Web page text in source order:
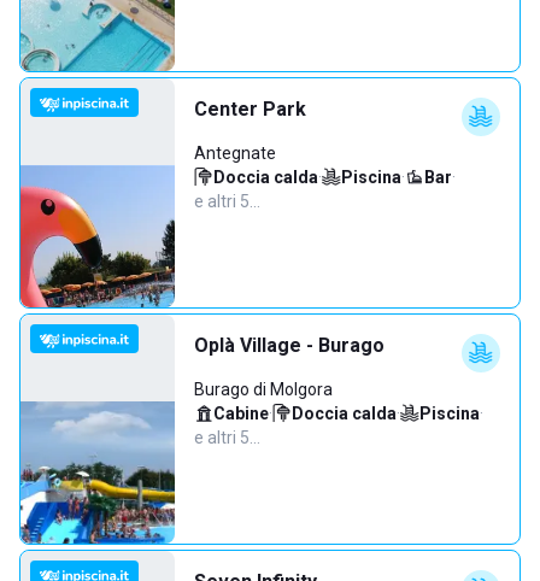
Center Park
Antegnate
Doccia calda· Piscina· Bar·
e altri 5…
Oplà Village - Burago
Burago di Molgora
Cabine· Doccia calda· Piscina·
e altri 5…